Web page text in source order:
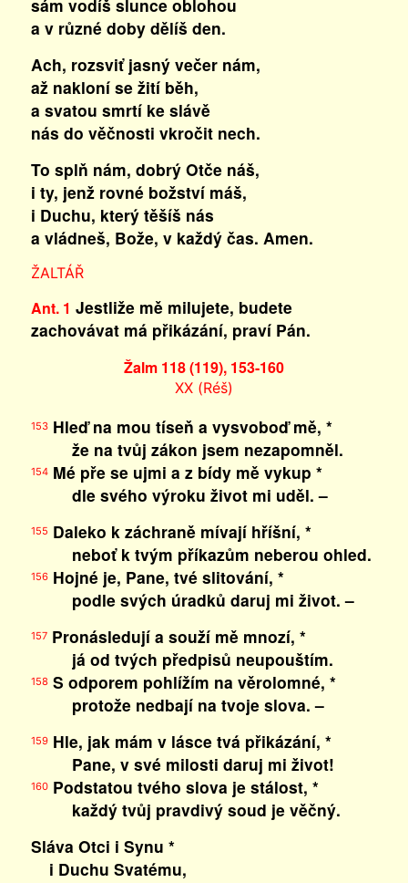
sám vodíš slunce oblohou
a v různé doby dělíš den.
Ach, rozsviť jasný večer nám,
až nakloní se žití běh,
a svatou smrtí ke slávě
nás do věčnosti vkročit nech.
To splň nám, dobrý Otče náš,
i ty, jenž rovné božství máš,
i Duchu, který těšíš nás
a vládneš, Bože, v každý čas. Amen.
ŽALTÁŘ
Ant. 1 Jestliže mě milujete, budete
zachovávat má přikázání, praví Pán.
Žalm 118 (119), 153-160
XX (Réš)
153Hleď na mou tíseň a vysvoboď mě, *
že na tvůj zákon jsem nezapomněl.
154Mé pře se ujmi a z bídy mě vykup *
dle svého výroku život mi uděl. –
155 Daleko k záchraně mívají hříšní, *
neboť k tvým příkazům neberou ohled.
156Hojné je, Pane, tvé slitování, *
podle svých úradků daruj mi život. –
157Pronásledují a souží mě mnozí, *
já od tvých předpisů neupouštím.
158 S odporem pohlížím na věrolomné, *
protože nedbají na tvoje slova. –
159Hle, jak mám v lásce tvá přikázání, *
Pane, v své milosti daruj mi život!
160Podstatou tvého slova je stálost, *
každý tvůj pravdivý soud je věčný.
Sláva Otci i Synu *
i Duchu Svatému,